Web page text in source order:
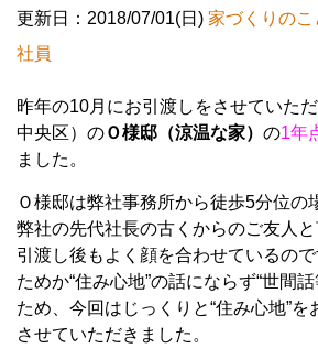
更新日：2018/07/01(日) 家づくりのこ
社員
昨年の10月にお引渡しをさせていた
中央区）のＯ様邸（涼温な家） の1年
ました。
Ｏ様邸は弊社事務所から徒歩5分位の
弊社の先代社長の古くからのご友人
引渡し後もよく顔を合わせているの
ためか“住み心地”の話にならず“世間
ため、今回はじっくりと“住み心地”を
させていただきました。